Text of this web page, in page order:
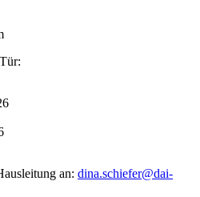
an: dina.schiefer@dai-